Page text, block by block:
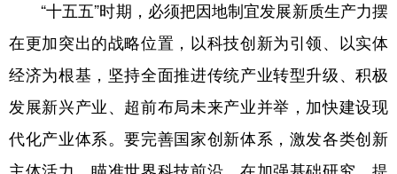
“十五五”时期，必须把因地制宜发展新质生产力摆
在更加突出的战略位置，以科技创新为引领、以实体
经济为根基，坚持全面推进传统产业转型升级、积极
发展新兴产业、超前布局未来产业并举，加快建设现
代化产业体系。要完善国家创新体系，激发各类创新
主体活力，瞄准世界科技前沿，在加强基础研究、提